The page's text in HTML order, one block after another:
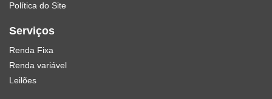
Política do Site
Serviços
Renda Fixa
Renda variável
Leilões